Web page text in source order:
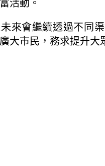
活動。
來會繼續透過不同
大市民，務求提升大